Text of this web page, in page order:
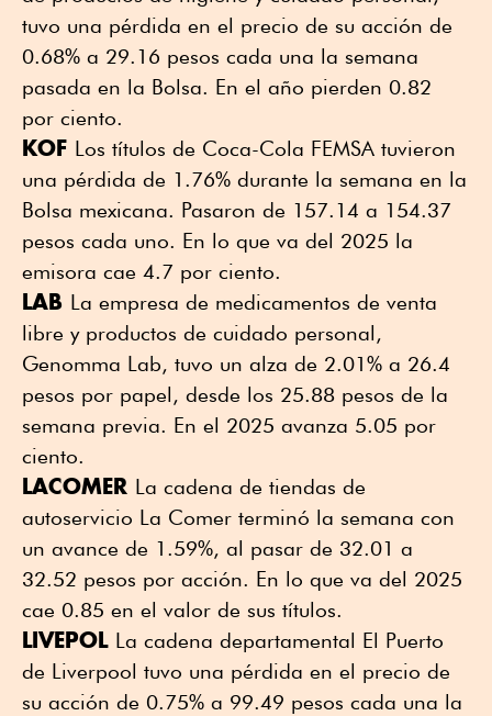
tuvo una pérdida en el precio de su acción de
0.68% a 29.16 pesos cada una la semana
pasada en la Bolsa. En el año pierden 0.82
por ciento.
KOF Los títulos de Coca-Cola FEMSA tuvieron
una pérdida de 1.76% durante la semana en la
Bolsa mexicana. Pasaron de 157.14 a 154.37
pesos cada uno. En lo que va del 2025 la
emisora cae 4.7 por ciento.
LAB La empresa de medicamentos de venta
libre y productos de cuidado personal,
Genomma Lab, tuvo un alza de 2.01% a 26.4
pesos por papel, desde los 25.88 pesos de la
semana previa. En el 2025 avanza 5.05 por
ciento.
LACOMER La cadena de tiendas de
autoservicio La Comer terminó la semana con
un avance de 1.59%, al pasar de 32.01 a
32.52 pesos por acción. En lo que va del 2025
cae 0.85 en el valor de sus títulos.
LIVEPOL La cadena departamental El Puerto
de Liverpool tuvo una pérdida en el precio de
su acción de 0.75% a 99.49 pesos cada una la